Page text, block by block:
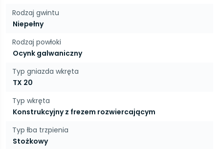
Rodzaj gwintu
Niepełny
Rodzaj powłoki
Ocynk galwaniczny
Typ gniazda wkręta
TX 20
Typ wkręta
Konstrukcyjny z frezem rozwiercającym
Typ łba trzpienia
Stożkowy